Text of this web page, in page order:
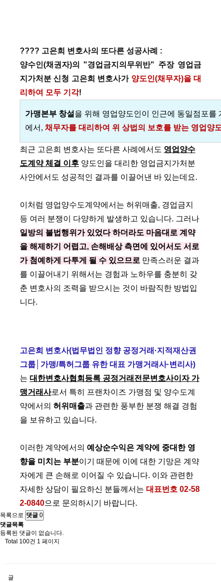
???? 고은희 변호사의 또다른 성공사례 :
양수인(채권자)의 "경업금지의무위반" 주장 영업금
지가처분 신청 고은희 변호사가 양도인(채무자)을 대
리하여 모두 기각!
가맹본부 창설 을 위해 영업양도인이 인근에 동일점포
에서, 채무자를 대리하여 위 상법의 보호를 받는 영업양
최근 고은희 변호사는 또다른 사례에서도 영업양수
도계약 체결 이후 양도인을 대리한 영업금지가처분
사안에서도 성공적인 결과를 이끌어낸 바 있는데요.
이처럼 영업양수도계약에서는 허위매출, 경업금지
등 여러 분쟁이 다양하게 발생하고 있습니다. 그러나
일방의 불법행위가 있었다 하더라도 마음대로 계약
을 해제하기 어렵고, 손해배상 측면에 있어서도 서로
가 첨예하게 다투게 될 수 있으므로 만족스러운 결과
를 이끌어내기 위해서는 경험과 노하우를 충분히 갖
춘 변호사의 조력을 받으시는 것이 바람직한 방법입
니다.
고은희 변호사(법무법인 정향 공정거래·지적재산권
그룹│가맹/특허그룹 유한 대표 가맹거래사·변리사)
는 대한변호사협회등록 공정거래전문변호사이자 가
맹거래사로서 특히 프랜차이즈 가맹점 및 양수도계
약에서의 허위매출과 관련한 풍부한 분쟁 해결 경험
을 보유하고 있습니다.
이러한 계약에서의 예상순수익은 계약에 중대한 영
향을 미치는 부분이기 때문에 이에 대한 기망은 계약
자에게 큰 손해로 이어질 수 있습니다. 이와 관련한
자세한 상담이 필요하신 분들께서는 대표번호 02-58
2-0840으로 문의하시기 바랍니다.
목록으로 댓글 0
댓글목록
등록된 댓글이 없습니다.
Total 100건 1 페이지
글